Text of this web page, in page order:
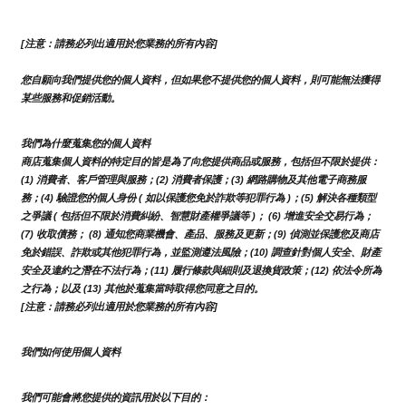
[注意：請務必列出適用於您業務的所有內容]
您自願向我們提供您的個人資料，但如果您不提供您的個人資料，則可能無法獲得
某些服務和促銷活動。
我們為什麼蒐集您的個人資料
商店蒐集個人資料的特定目的皆是為了向您提供商品或服務，包括但不限於提供：
(1) 消費者、客戶管理與服務；(2) 消費者保護；(3) 網路購物及其他電子商務服
務；(4) 驗證您的個人身份 ( 如以保護您免於詐欺等犯罪行為 )；(5) 解決各種類型
之爭議 ( 包括但不限於消費糾紛、智慧財產權爭議等 )； (6) 增進安全交易行為；
(7) 收取債務； (8) 通知您商業機會、產品、服務及更新；(9) 偵測並保護您及商店
免於錯誤、詐欺或其他犯罪行為，並監測遵法風險；(10) 調查針對個人安全、財產
安全及違約之潛在不法行為；(11) 履行條款與細則及退換貨政策；(12) 依法令所為
之行為；以及 (13) 其他於蒐集當時取得您同意之目的。
[注意：請務必列出適用於您業務的所有內容]
我們如何使用個人資料
我們可能會將您提供的資訊用於以下目的：